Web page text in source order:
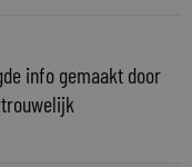
info gemaakt door